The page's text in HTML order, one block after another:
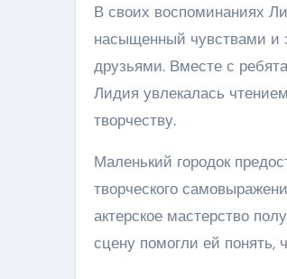
В своих воспоминаниях
насыщенный чувствами и
друзьями. Вместе с
Лидия увлекалась
творчеству.
Маленький городок
творческого
актерское мастерство
сцену помогли ей понять,